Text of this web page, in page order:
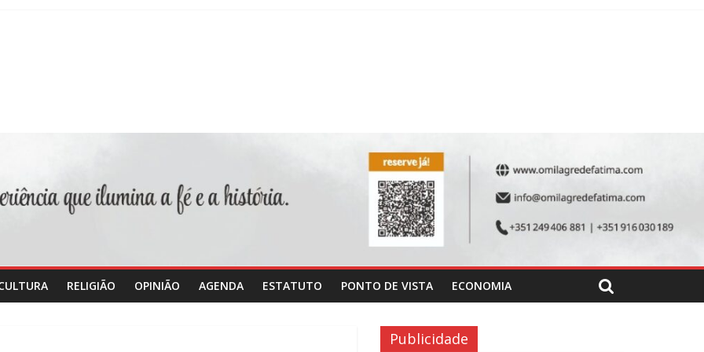
RELIGIÃO OPINIÃO AGENDA ESTATUTO PONTO DE VISTA ECONOMIA
Publicidade